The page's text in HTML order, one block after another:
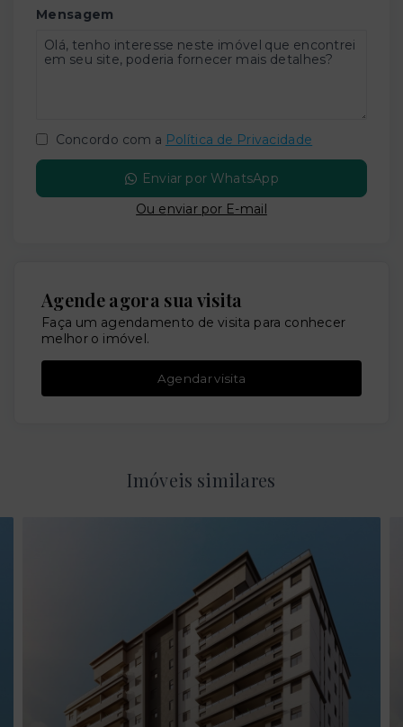
Mensagem
Concordo com a Política de Privacidade
Enviar por WhatsApp
Ou enviar por E-mail
Agende agora sua visita
Faça um agendamento de visita para conhecer
melhor o imóvel.
Agendar visita
Imóveis similares